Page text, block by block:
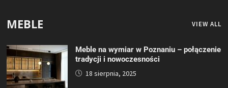
MEBLE VIEW ALL
Meble na wymiar w Poznaniu – połączenie
tradycji i nowoczesności
18 sierpnia, 2025